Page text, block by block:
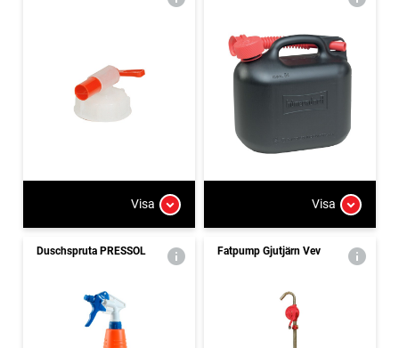
Visa Visa
Duschspruta PRESSOL Fatpump Gjutjärn Vev